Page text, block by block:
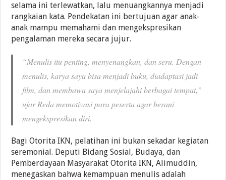
selama ini terlewatkan, lalu menuangkannya menjadi
rangkaian kata. Pendekatan ini bertujuan agar anak-
anak mampu memahami dan mengekspresikan
pengalaman mereka secara jujur.
“Menulis itu penting, menyenangkan, dan seru. Dengan
menulis, karya saya bisa menjadi buku, diadaptasi jadi
film, dan membawa saya menjelajahi berbagai tempat,”
ujar Reda memotivasi para peserta agar berani
mengekspresikan diri.
Bagi Otorita IKN, pelatihan ini bukan sekadar kegiatan
seremonial. Deputi Bidang Sosial, Budaya, dan
Pemberdayaan Masyarakat Otorita IKN, Alimuddin,
menegaskan bahwa kemampuan menulis adalah